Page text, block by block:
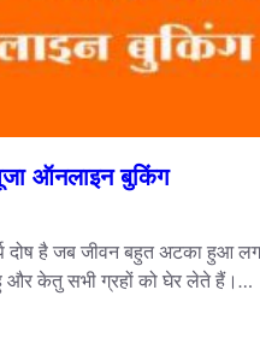
ऑनलाइन बुकिंग
है जब जीवन बहुत अटका हुआ
और केतु सभी ग्रहों को घेर लेते हैं।…